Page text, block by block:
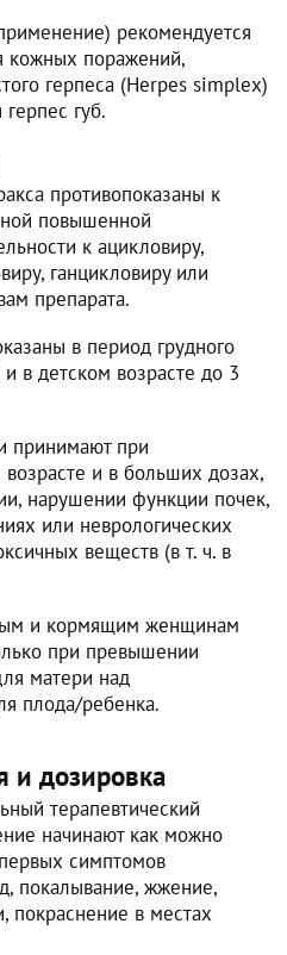
рекомендуется
кожных поражений,
герпеса (Herpes simplex)
губ.
противопоказаны к
повышенной
к ацикловиру,
ганцикловиру или
препарата.
в период грудного
в детском возрасте до 3
принимают при
и в больших дозах,
нарушении функции почек,
или неврологических
веществ (в т. ч. в
и кормящим женщинам
при превышении
матери над
плода/ребенка.
и дозировка
терапевтический
начинают как можно
симптомов
покалывание, жжение,
в местах